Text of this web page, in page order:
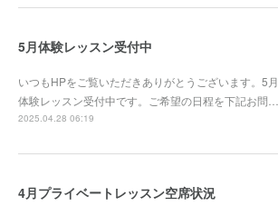
5月体験レッスン受付中
いつもHPをご覧いただきありがとうございます。5月
体験レッスン受付中です。ご希望の日程を下記お問…
2025.04.28 06:19
4月プライベートレッスン空席状況